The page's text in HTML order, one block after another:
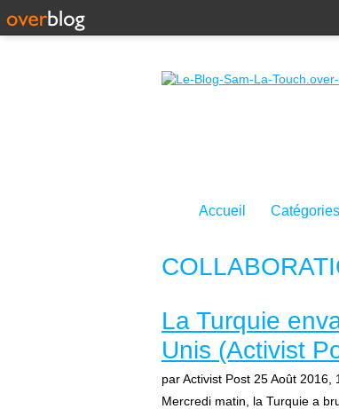
Accueil Catégories
La Turquie
Unis (Activist
par Activist Post 25 Août 2016,
Mercredi matin, la Turquie a